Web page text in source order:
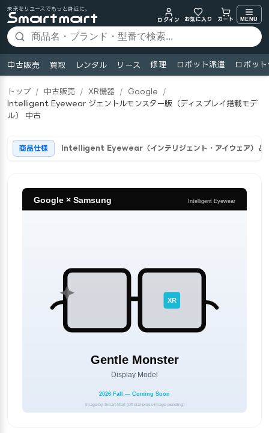
未来をリユースでもっと身近に。
ログイン
お気に入り カート MENU
中古販売 買取 レンタル リース 修理 ロボット派遣 ロボッ
トップ / 中古販売 / XR機器 / Google
/
Intelligent Eyewear ジェントルモンスター版（ディスプレイ搭載モデ
ル） 中古
商品仕様 Intelligent Eyewear（インテリジェント・アイウェア）と